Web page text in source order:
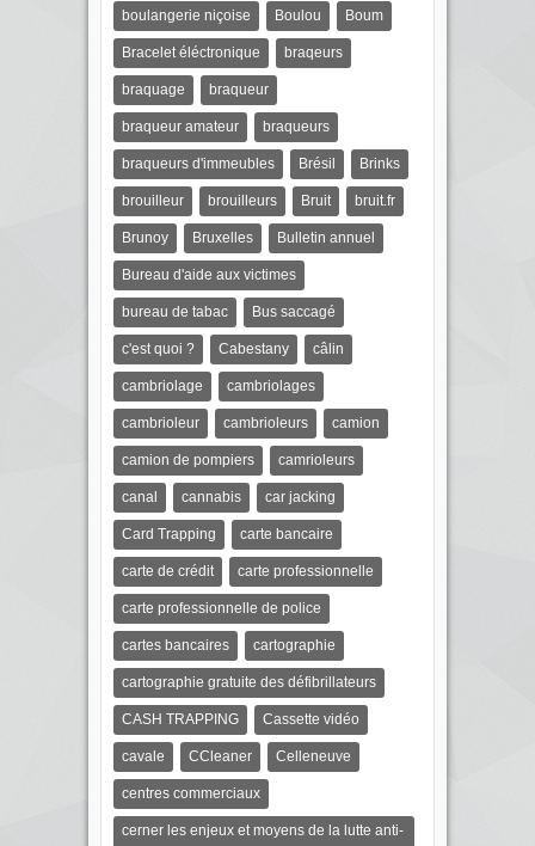
boulangerie niçoise Boulou Boum
Bracelet éléctronique braqeurs
braquage braqueur
braqueur amateur braqueurs
braqueurs d'immeubles Brésil Brinks
brouilleur brouilleurs Bruit bruit.fr
Brunoy Bruxelles Bulletin annuel
Bureau d'aide aux victimes
bureau de tabac Bus saccagé
c'est quoi ? Cabestany câlin
cambriolage cambriolages
cambrioleur cambrioleurs camion
camion de pompiers camrioleurs
canal cannabis car jacking
Card Trapping carte bancaire
carte de crédit carte professionnelle
carte professionnelle de police
cartes bancaires cartographie
cartographie gratuite des défibrillateurs
CASH TRAPPING Cassette vidéo
cavale CCleaner Celleneuve
centres commerciaux
cerner les enjeux et moyens de la lutte anti-